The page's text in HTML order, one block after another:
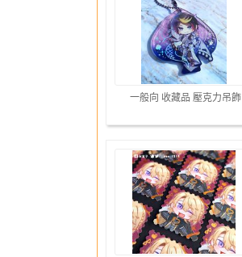
一般向 收藏品 壓克力吊飾